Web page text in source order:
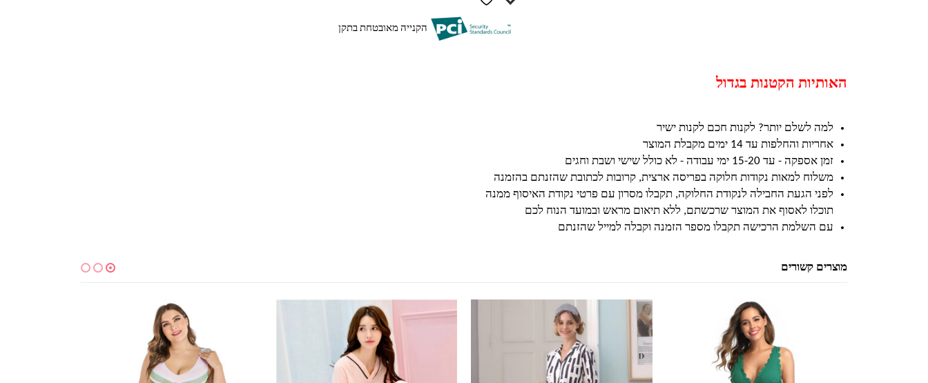
הקנייה מאובטחת בתקן
האותיות הקטנות בגדול
למה לשלם יותר? לקנות חכם לקנות ישיר
אחריות והחלפות עד 14 ימים מקבלת המוצר
זמן אספקה - עד 15-20 ימי עבודה - לא כולל שישי ושבת וחגים
משלוח למאות נקודות חלוקה בפריסה ארצית, קרובות לכתובת שהזנתם בהזמנה
לפני הגעת החבילה לנקודת החלוקה, תקבלו מסרון עם פרטי נקודת האיסוף ממנה
תוכלו לאסוף את המוצר שרכשתם, ללא תיאום מראש ובמועד הנוח לכם
עם השלמת הרכישה תקבלו מספר הזמנה וקבלה למייל שהזנתם
מוצרים קשורים
למוצר זה יש מספר סוגים. ניתן לבחור את האפשרויות בעמוד המוצר למוצר זה יש מספר סוגים. ניתן לבחור את האפשרויות בעמוד המוצר